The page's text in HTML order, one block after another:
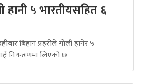
हानी ५ भारतीयसहित ६
बिहान प्रहरीले गोली हानेर ५
नियन्त्रणमा लिएको छ